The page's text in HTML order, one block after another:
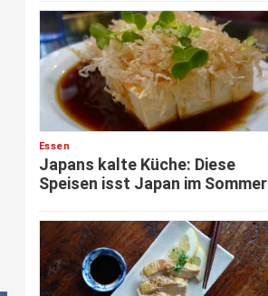
Essen
Japans kalte Küche: Diese
Speisen isst Japan im Sommer